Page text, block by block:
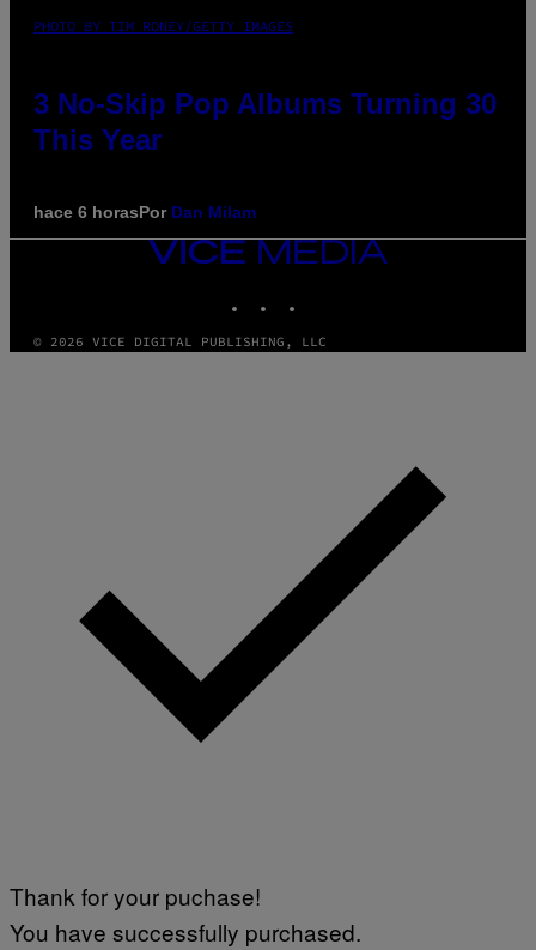
PHOTO BY TIM RONEY/GETTY IMAGES
3 No-Skip Pop Albums Turning 30
This Year
hace 6 horasPor Dan Milam
VICE
MEDIA
© 2026 VICE DIGITAL PUBLISHING, LLC
Thank for your puchase!
You have successfully purchased.